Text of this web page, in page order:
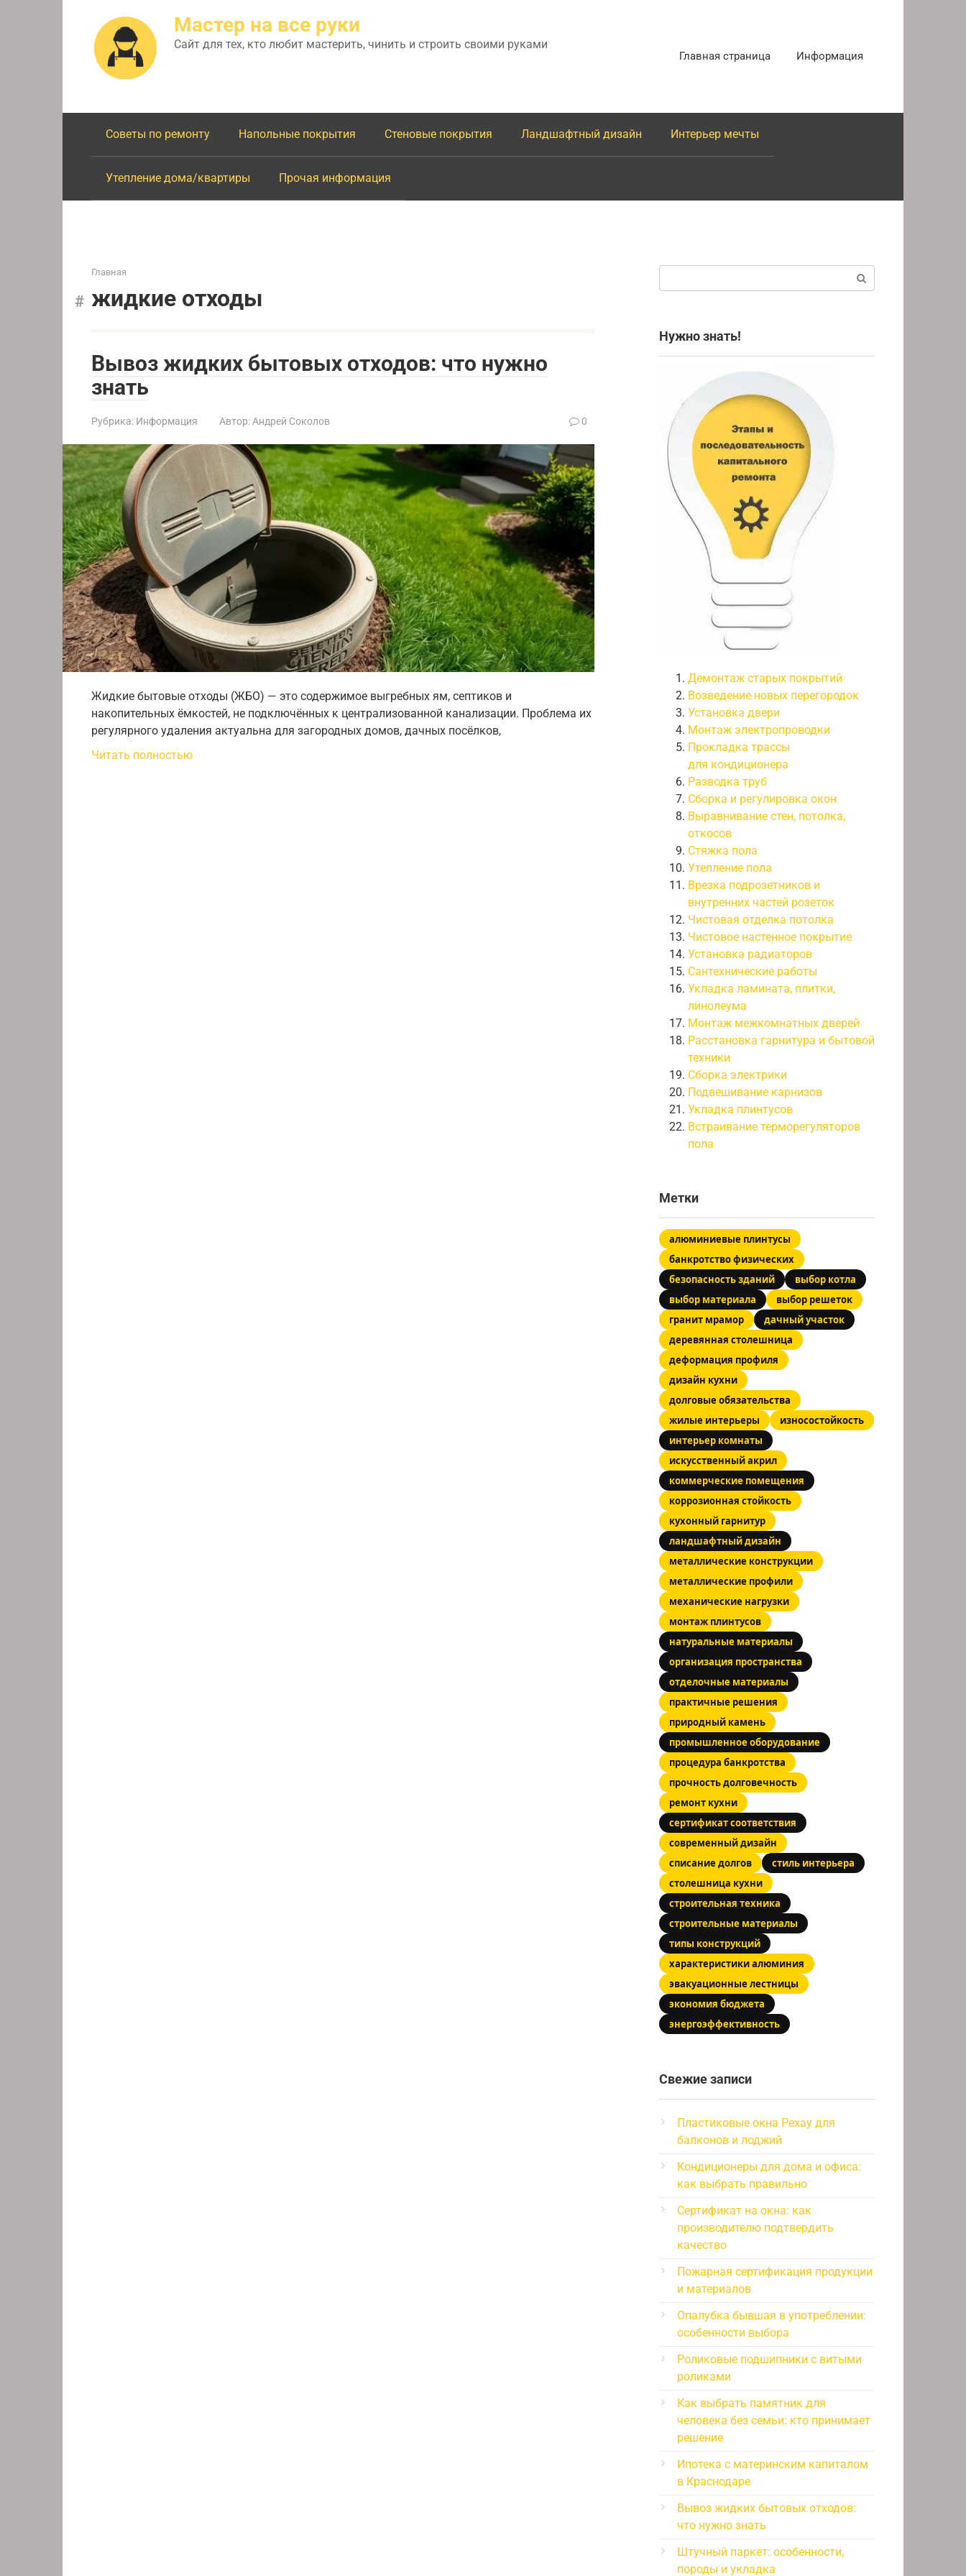
Мастер на все руки
Сайт для тех, кто любит мастерить, чинить и строить своими руками
Главная страница Информация
Советы по ремонту Напольные покрытия Стеновые покрытия Ландшафтный дизайн Интерьер мечты
Утепление дома/квартиры Прочая информация
Главная
жидкие отходы
Вывоз жидких бытовых отходов: что нужно
знать
Рубрика: Информация Автор: Андрей Соколов 0
Жидкие бытовые отходы (ЖБО) — это содержимое выгребных ям, септиков и
накопительных ёмкостей, не подключённых к централизованной канализации. Проблема их
регулярного удаления актуальна для загородных домов, дачных посёлков,
Читать полностью
Нужно знать!
Демонтаж старых покрытий
Возведение новых перегородок
Установка двери
Монтаж электропроводки
Прокладка трассы
для кондиционера
Разводка труб
Сборка и регулировка окон
Выравнивание стен, потолка,
откосов
Стяжка пола
Утепление пола
Врезка подрозетников и
внутренних частей розеток
Чистовая отделка потолка
Чистовое настенное покрытие
Установка радиаторов
Сантехнические работы
Укладка ламината, плитки,
линолеума
Монтаж межкомнатных дверей
Расстановка гарнитура и бытовой
техники
Сборка электрики
Подвешивание карнизов
Укладка плинтусов
Встраивание терморегуляторов
пола
Метки
алюминиевые плинтусы
банкротство физических
безопасность зданий
выбор котла
выбор материала
выбор решеток
гранит мрамор
дачный участок
деревянная столешница
деформация профиля
дизайн кухни
долговые обязательства
жилые интерьеры
износостойкость
интерьер комнаты
искусственный акрил
коммерческие помещения
коррозионная стойкость
кухонный гарнитур
ландшафтный дизайн
металлические конструкции
металлические профили
механические нагрузки
монтаж плинтусов
натуральные материалы
организация пространства
отделочные материалы
практичные решения
природный камень
промышленное оборудование
процедура банкротства
прочность долговечность
ремонт кухни
сертификат соответствия
современный дизайн
списание долгов
стиль интерьера
столешница кухни
строительная техника
строительные материалы
типы конструкций
характеристики алюминия
эвакуационные лестницы
экономия бюджета
энергоэффективность
Свежие записи
Пластиковые окна Рехау для
балконов и лоджий
Кондиционеры для дома и офиса:
как выбрать правильно
Сертификат на окна: как
производителю подтвердить
качество
Пожарная сертификация продукции
и материалов
Опалубка бывшая в употреблении:
особенности выбора
Роликовые подшипники с витыми
роликами
Как выбрать памятник для
человека без семьи: кто принимает
решение
Ипотека с материнским капиталом
в Краснодаре
Вывоз жидких бытовых отходов:
что нужно знать
Штучный паркет: особенности,
породы и укладка